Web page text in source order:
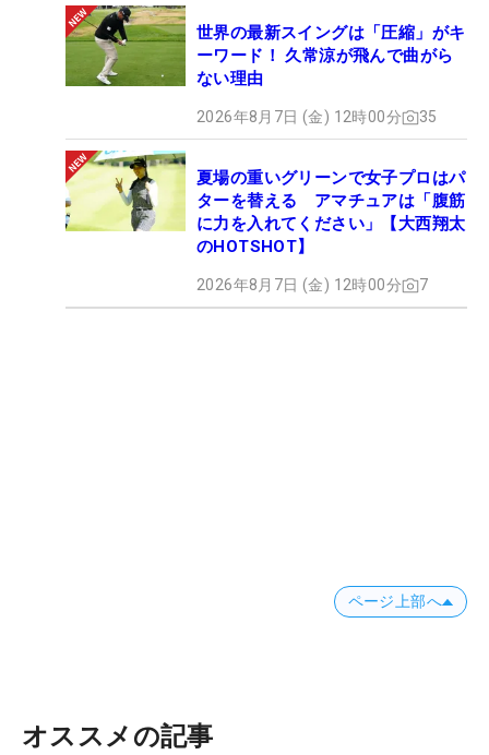
世界の最新スイングは「圧縮」がキ
ーワード！ 久常涼が飛んで曲がら
ない理由
2026年8月7日 (金) 12時00分 35
夏場の重いグリーンで女子プロはパ
ターを替える アマチュアは「腹筋
に力を入れてください」【大西翔太
のHOTSHOT】
2026年8月7日 (金) 12時00分 7
ページ上部へ
オススメの記事